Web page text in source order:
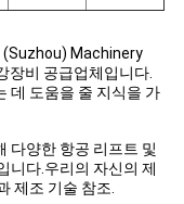
(Suzhou) Machinery
장비 공급업체입니다.
데 도움을 줄 지식을 가
다양한 항공 리프트 및
니다.우리의 자신의 제
제조 기술 참조.